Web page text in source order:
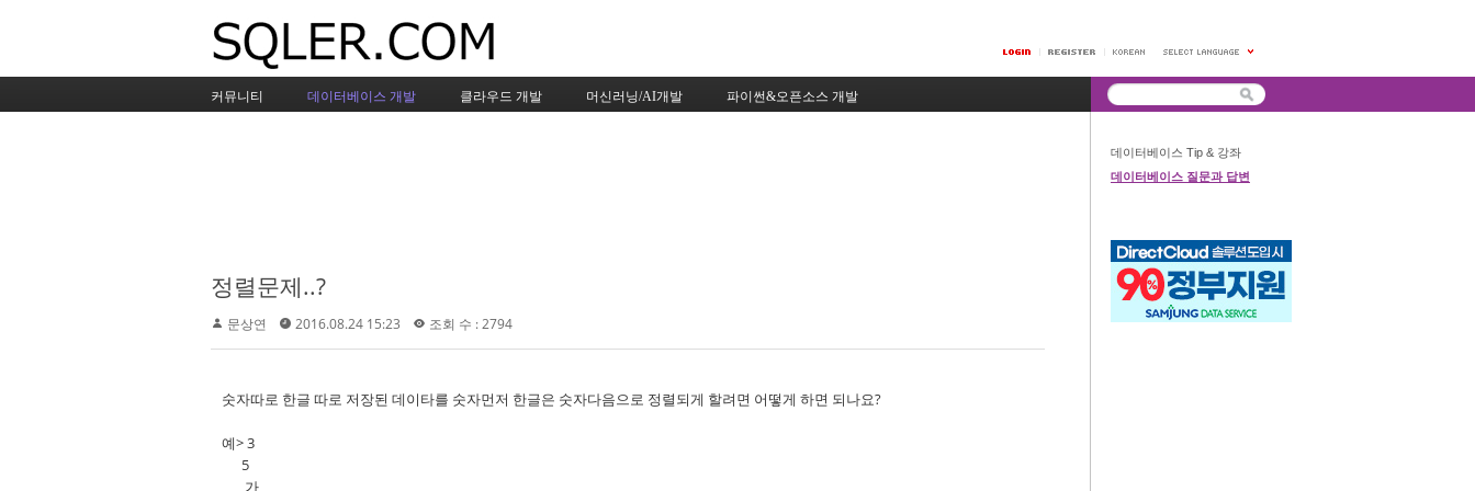
커뮤니티 데이터베이스 개발 클라우드 개발 머신러닝/AI개발 파이썬&오픈소스 개발
정렬문제..?
문상연 2016.08.24 15:23 조회 수 : 2794
숫자따로 한글 따로 저장된 데이타를 숫자먼저 한글은 숫자다음으로 정렬되게 할려면 어떻게 하면 되나요?
예> 3
5
가
데이터베이스 Tip & 강좌
데이터베이스 질문과 답변